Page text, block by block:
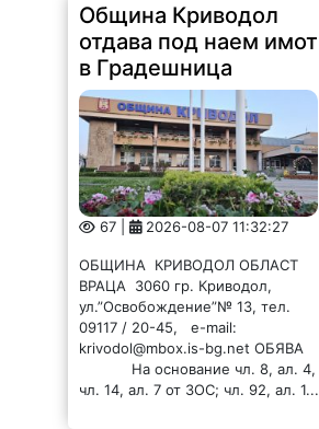
Община Криводол
отдава под наем имот
в Градешница
67 | 2026-08-07 11:32:27
ОБЩИНА КРИВОДОЛ ОБЛАСТ
ВРАЦА 3060 гр. Криводол,
ул.”Освобождение”№ 13, тел.
09117 / 20-45, e-mail:
krivodol@mbox.is-bg.net ОБЯВА
На основание чл. 8, ал. 4,
чл. 14, ал. 7 от ЗОС; чл. 92, ал. 1...